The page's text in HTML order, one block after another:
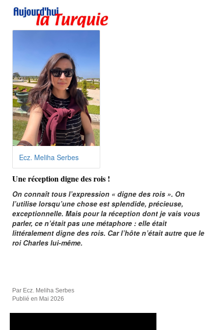
Ecz. Meliha Serbes
Une réception digne des rois !
On connaît tous l’expression « digne des rois ». On
l’utilise lorsqu’une chose est splendide, précieuse,
exceptionnelle. Mais pour la réception dont je vais vous
parler, ce n’était pas une métaphore : elle était
littéralement digne des rois. Car l’hôte n’était autre que le
roi Charles lui-même.
Par Ecz. Meliha Serbes
Publié en Mai 2026